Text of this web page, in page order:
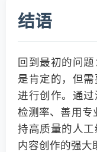
结语
回到最初的问题
是肯定的，但
进行创作。通
检测率、善用专
持高质量的人
内容创作的强大